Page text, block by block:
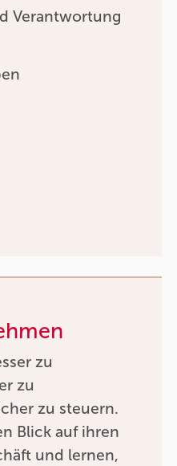
Verantwortung
zu
zu
zu steuern.
Blick auf ihren
und lernen,